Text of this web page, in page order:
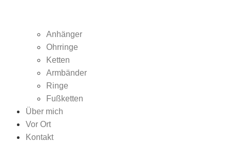
Anhänger
Ohrringe
Ketten
Armbänder
Ringe
Fußketten
Über mich
Vor Ort
Kontakt